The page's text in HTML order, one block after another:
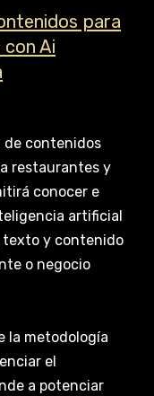
para
Ai
de contenidos
restaurantes y
conocer e
artificial
texto y contenido
o negocio
la metodología
el
a potenciar